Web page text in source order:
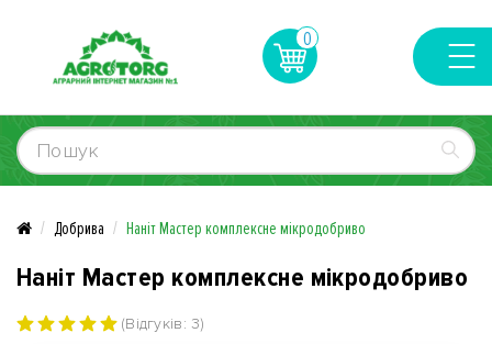
0
Добрива Наніт Мастер комплексне мікродобриво
Наніт Мастер комплексне мікродобриво
(Відгуків: 3)